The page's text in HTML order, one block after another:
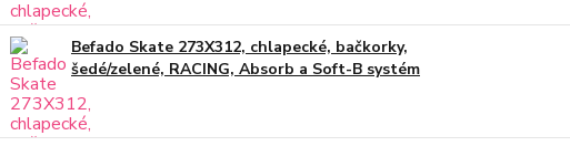
Befado Skate 273X312, chlapecké, bačkorky,
šedé/zelené, RACING, Absorb a Soft-B systém